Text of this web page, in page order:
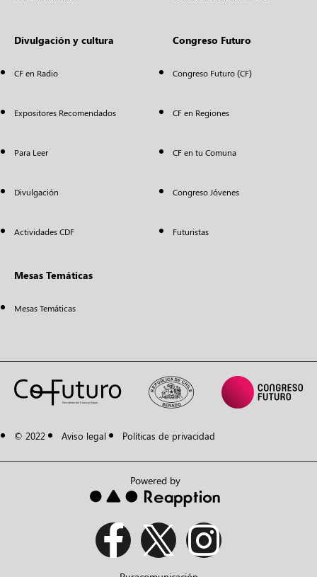
Divulgación y cultura
CF en Radio
Expositores Recomendados
Para Leer
Divulgación
Actividades CDF
Congreso Futuro
Congreso Futuro (CF)
CF en Regiones
CF en tu Comuna
Congreso Jóvenes
Futuristas
Mesas Temáticas
Mesas Temáticas
© 2022 Aviso legal Políticas de privacidad
Powered by